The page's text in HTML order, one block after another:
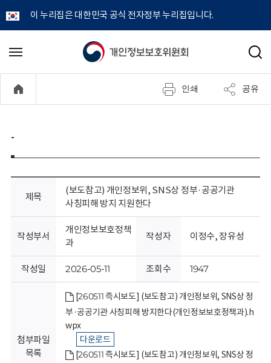
이 누리집은 대한민국 공식 전자정부 누리집입니다.
개
정
보
호
위
회
메
기
검
인쇄 공유
-
제목
(보도참고) 개인정보위, SNS상 정부·공공기관
사칭피해 방지 지원한다
작성부서
개인정보보호정책
과
작성자 이정수, 장유성
작성일 2026-05-11 조회수 1947
첨부파일
목록
[260511 즉시보도] (보도참고) 개인정보위, SNS상 정
부·공공기관 사칭피해 방지한다(개인정보보호정책과).h
wpx
다운로드
[260511 즉시보도] (보도참고) 개인정보위, SNS상 정